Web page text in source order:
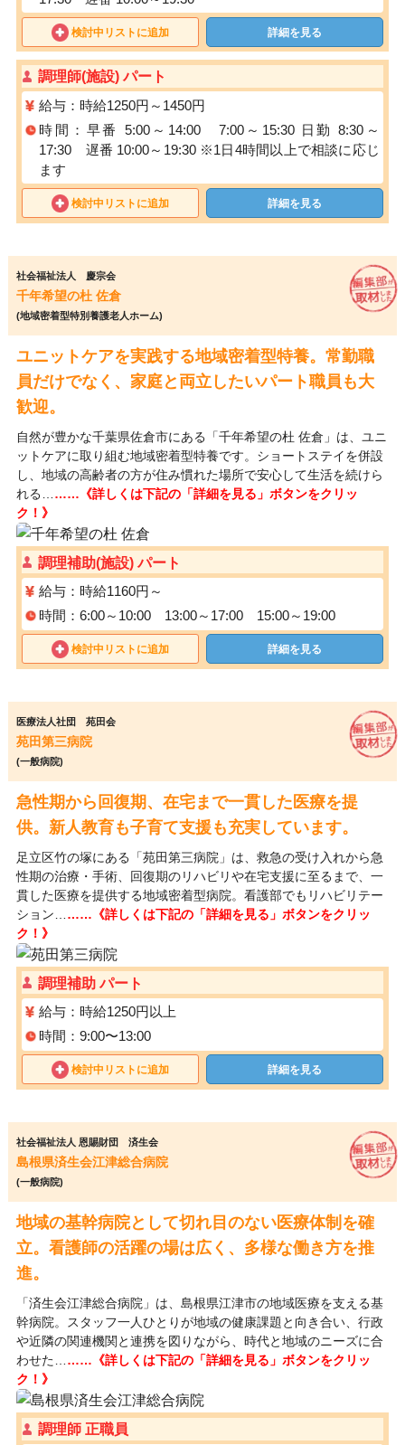
検討中リストに追加 詳細を見る
調理師(施設) パート
給与：時給1250円～1450円
時間：早番 5:00～14:00 7:00～15:30 日勤 8:30～
17:30 遅番 10:00～19:30 ※1日4時間以上で相談に応じ
ます
検討中リストに追加 詳細を見る
社会福祉法人 慶宗会
千年希望の杜 佐倉
(地域密着型特別養護老人ホーム)
ユニットケアを実践する地域密着型特養。常勤職
員だけでなく、家庭と両立したいパート職員も大
歓迎。
自然が豊かな千葉県佐倉市にある「千年希望の杜 佐倉」は、ユニ
ットケアに取り組む地域密着型特養です。ショートステイを併設
し、地域の高齢者の方が住み慣れた場所で安心して生活を続けら
れる… ……《詳しくは下記の「詳細を見る」ボタンをクリッ
ク！》
調理補助(施設) パート
給与：時給1160円～
時間：6:00～10:00 13:00～17:00 15:00～19:00
検討中リストに追加 詳細を見る
医療法人社団 苑田会
苑田第三病院
(一般病院)
急性期から回復期、在宅まで一貫した医療を提
供。新人教育も子育て支援も充実しています。
足立区竹の塚にある「苑田第三病院」は、救急の受け入れから急
性期の治療・手術、回復期のリハビリや在宅支援に至るまで、一
貫した医療を提供する地域密着型病院。看護部でもリハビリテー
ション… ……《詳しくは下記の「詳細を見る」ボタンをクリッ
ク！》
調理補助 パート
給与：時給1250円以上
時間：9:00〜13:00
検討中リストに追加 詳細を見る
社会福祉法人 恩賜財団 済生会
島根県済生会江津総合病院
(一般病院)
地域の基幹病院として切れ目のない医療体制を確
立。看護師の活躍の場は広く、多様な働き方を推
進。
「済生会江津総合病院」は、島根県江津市の地域医療を支える基
幹病院。スタッフ一人ひとりが地域の健康課題と向き合い、行政
や近隣の関連機関と連携を図りながら、時代と地域のニーズに合
わせた… ……《詳しくは下記の「詳細を見る」ボタンをクリッ
ク！》
調理師 正職員